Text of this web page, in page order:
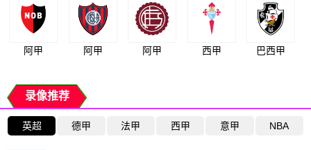
阿甲 阿甲 阿甲 西甲 巴西甲
录像推荐
英超 德甲 法甲 西甲 意甲 NBA